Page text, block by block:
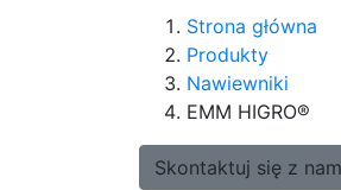
Strona główna
Produkty
Nawiewniki
EMM HIGRO®
Skontaktuj się z